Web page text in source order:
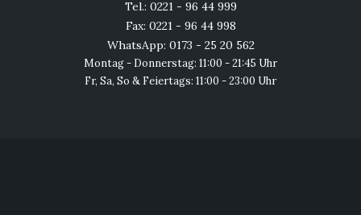
Tel.: 0221 - 96 44 999
Fax: 0221 - 96 44 998
WhatsApp: 0173 - 25 20 562
Montag - Donnerstag: 11:00 - 21:45 Uhr
Fr, Sa, So & Feiertags: 11:00 - 23:00 Uhr